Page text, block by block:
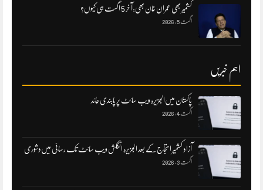
کشمیر بھی عمران خان بھی:آ خر 5 اگست ہی کیوں؟
اگست 5, 2026
اہم خبریں
پاکستان میں‌الجزیرہ ویب سائٹ پر پابندی عائد
اگست 4, 2026
آزاد کشمیر احتجاج کے بعد الجزیرہ انگلش ویب سائٹ تک رسائی میں‌دشوری
اگست 3, 2026